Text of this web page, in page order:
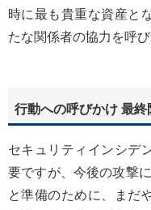
時に最も貴重な資産と
たな関係者の協力を呼
行動への呼びかけ 最
セキュリティインシデ
要ですが、今後の攻撃
と準備のために、まだ